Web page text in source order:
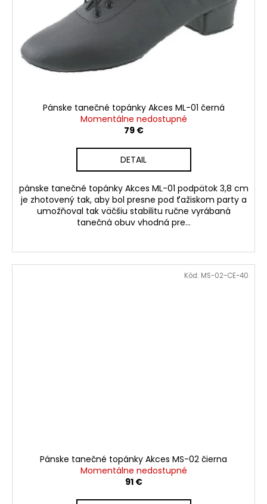
Pánske tanečné topánky Akces ML-01 černá
Momentálne nedostupné
79 €
DETAIL
pánske tanečné topánky Akces ML-01 podpätok 3,8 cm
je zhotovený tak, aby bol presne pod ťažiskom party a
umožňoval tak väčšiu stabilitu ručne vyrábaná
tanečná obuv vhodná pre...
Pánske tanečné topánky Akces MS-02 čierna
Momentálne nedostupné
91 €
Kód: MS-02-CE-40